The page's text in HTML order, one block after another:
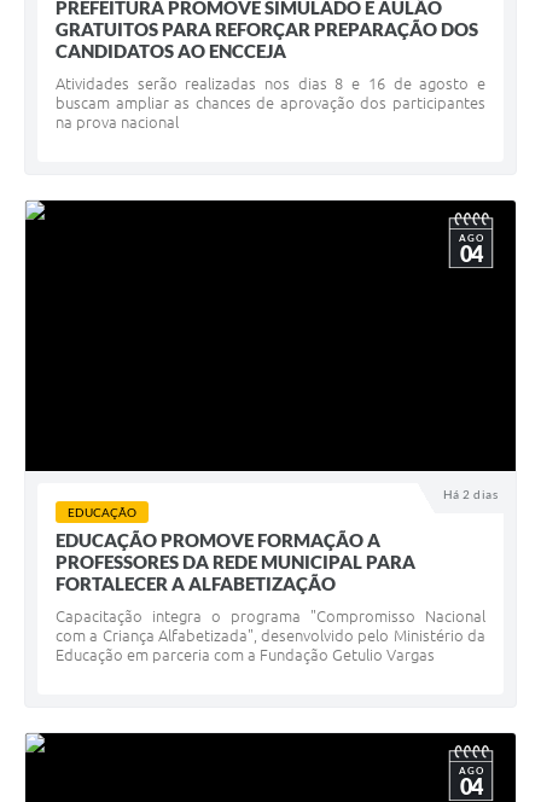
PREFEITURA PROMOVE SIMULADO E AULÃO
GRATUITOS PARA REFORÇAR PREPARAÇÃO DOS
CANDIDATOS AO ENCCEJA
Atividades serão realizadas nos dias 8 e 16 de agosto e
buscam ampliar as chances de aprovação dos participantes
na prova nacional
Há 2 dias
AGO
04
EDUCAÇÃO
EDUCAÇÃO PROMOVE FORMAÇÃO A
PROFESSORES DA REDE MUNICIPAL PARA
FORTALECER A ALFABETIZAÇÃO
Capacitação integra o programa "Compromisso Nacional
com a Criança Alfabetizada", desenvolvido pelo Ministério da
Educação em parceria com a Fundação Getulio Vargas
AGO
04